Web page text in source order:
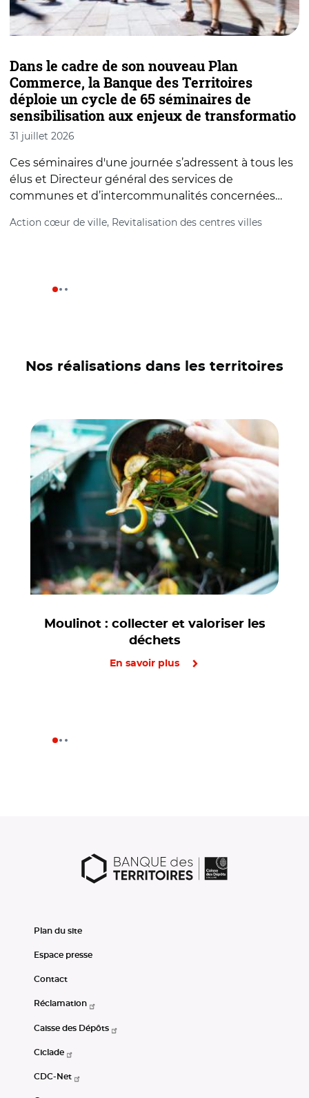
Dans le cadre de son nouveau Plan
Commerce, la Banque des Territoires
déploie un cycle de 65 séminaires de
sensibilisation aux enjeux de transformatio
31 juillet 2026
Ces séminaires d'une journée s’adressent à tous les
élus et Directeur général des services de
communes et d’intercommunalités concernées…
Action cœur de ville, Revitalisation des centres villes
Nos réalisations dans les territoires
Moulinot : collecter et valoriser les
déchets
En savoir plus
Plan du site
Espace presse
Contact
Réclamation
Caisse des Dépôts
Ciclade
CDC-Net